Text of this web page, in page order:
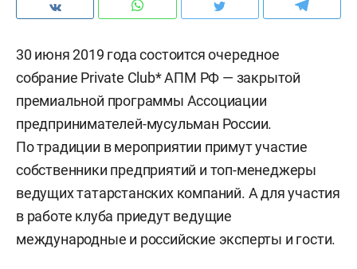
30 июня 2019 года состоится очередное
собрание Private Club* АПМ РФ — закрытой
премиальной программы Ассоциации
предпринимателей-мусульман России.
По традиции в мероприятии примут участие
собственники предприятий и топ-менеджеры
ведущих татарстанских компаний. А для участия
в работе клуба приедут ведущие
международные и российские эксперты и гости.